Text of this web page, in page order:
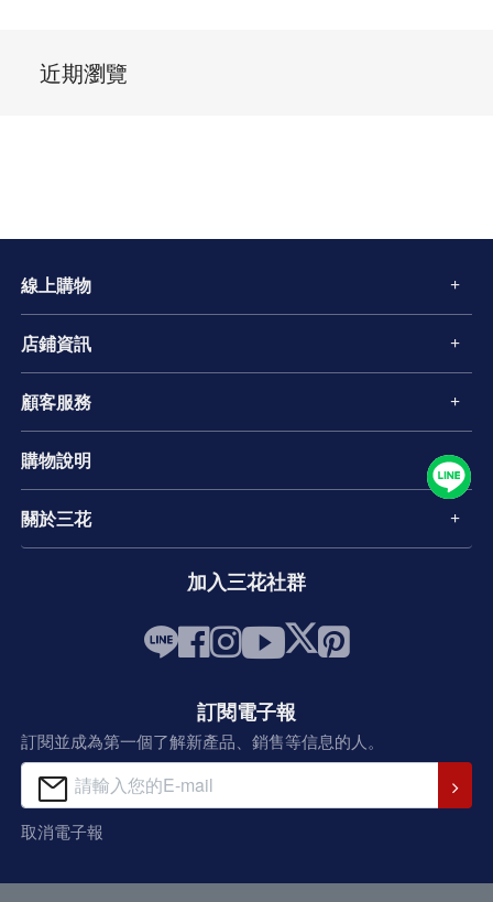
近期瀏覽
線上購物
店鋪資訊
顧客服務
購物說明
關於三花
加入三花社群
訂閱電子報
訂閱並成為第一個了解新產品、銷售等信息的人。
取消電子報